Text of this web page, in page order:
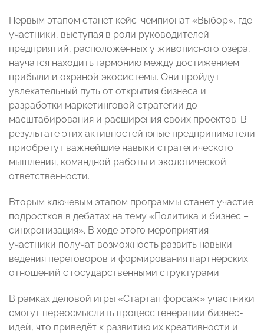
Первым этапом станет кейс-чемпионат «Выбор», где
участники, выступая в роли руководителей
предприятий, расположенных у живописного озера,
научатся находить гармонию между достижением
прибыли и охраной экосистемы. Они пройдут
увлекательный путь от открытия бизнеса и
разработки маркетинговой стратегии до
масштабирования и расширения своих проектов. В
результате этих активностей юные предприниматели
приобретут важнейшие навыки стратегического
мышления, командной работы и экологической
ответственности.
Вторым ключевым этапом программы станет участие
подростков в дебатах на тему «Политика и бизнес –
синхронизация». В ходе этого мероприятия
участники получат возможность развить навыки
ведения переговоров и формирования партнерских
отношений с государственными структурами.
В рамках деловой игры «Стартап форсаж» участники
смогут переосмыслить процесс генерации бизнес-
идей, что приведёт к развитию их креативности и